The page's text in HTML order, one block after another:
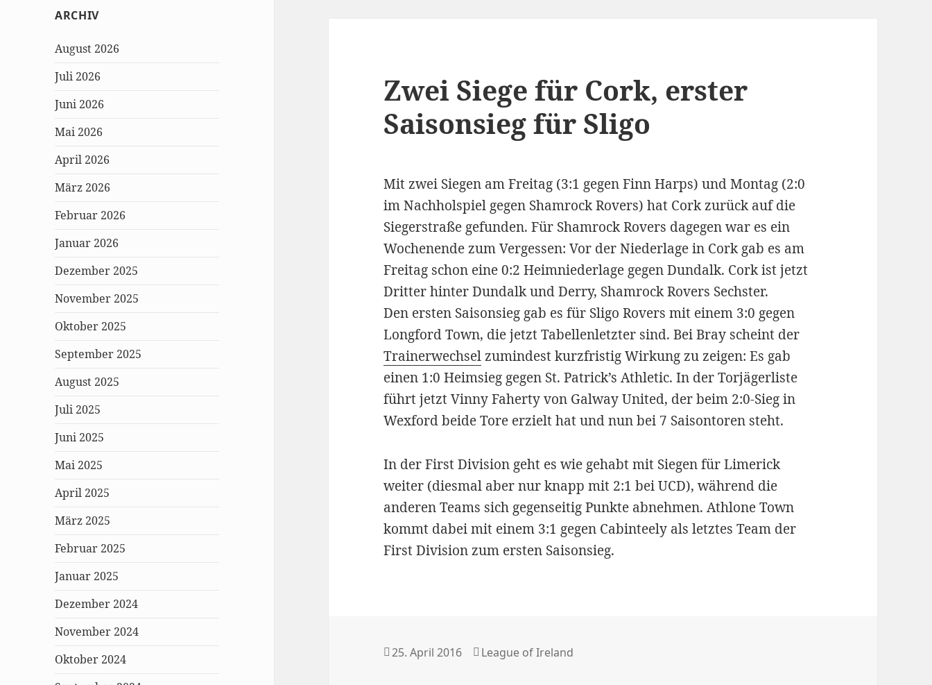
ARCHIV
August 2026
Juli 2026
Juni 2026
Mai 2026
April 2026
März 2026
Februar 2026
Januar 2026
Dezember 2025
November 2025
Oktober 2025
September 2025
August 2025
Juli 2025
Juni 2025
Mai 2025
April 2025
März 2025
Februar 2025
Januar 2025
Dezember 2024
November 2024
Oktober 2024
Zwei Siege für Cork, erster
Saisonsieg für Sligo
Mit zwei Siegen am Freitag (3:1 gegen Finn Harps) und Montag (2:0
im Nachholspiel gegen Shamrock Rovers) hat Cork zurück auf die
Siegerstraße gefunden. Für Shamrock Rovers dagegen war es ein
Wochenende zum Vergessen: Vor der Niederlage in Cork gab es am
Freitag schon eine 0:2 Heimniederlage gegen Dundalk. Cork ist jetzt
Dritter hinter Dundalk und Derry, Shamrock Rovers Sechster.
Den ersten Saisonsieg gab es für Sligo Rovers mit einem 3:0 gegen
Longford Town, die jetzt Tabellenletzter sind. Bei Bray scheint der
Trainerwechselzumindest kurzfristig Wirkung zu zeigen: Es gab
einen 1:0 Heimsieg gegen St. Patrick’s Athletic. In der Torjägerliste
führt jetzt Vinny Faherty von Galway United, der beim 2:0-Sieg in
Wexford beide Tore erzielt hat und nun bei 7 Saisontoren steht.
In der First Division geht es wie gehabt mit Siegen für Limerick
weiter (diesmal aber nur knapp mit 2:1 bei UCD), während die
anderen Teams sich gegenseitig Punkte abnehmen. Athlone Town
kommt dabei mit einem 3:1 gegen Cabinteely als letztes Team der
First Division zum ersten Saisonsieg.
Veröffentlicht
25. April 2016 Kategorien
League of Ireland